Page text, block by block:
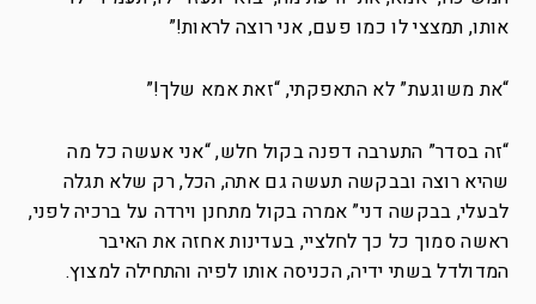
אותו, תמצצי לו כמו פעם, אני רוצה לראות!”
“את משוגעת” לא התאפקתי, “זאת אמא שלך!”
“זה בסדר” התערבה דפנה בקול חלש, “אני אעשה כל מה
שהיא רוצה ובבקשה תעשה גם אתה, הכל, רק שלא תגלה
לבעלי, בבקשה דני” אמרה בקול מתחנן וירדה על ברכיה לפני,
ראשה סמוך כל כך לחלציי, בעדינות אחזה את האיבר
המדולדל בשתי ידיה, הכניסה אותו לפיה והתחילה למצוץ.